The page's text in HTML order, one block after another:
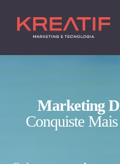
Marketing
Conquiste